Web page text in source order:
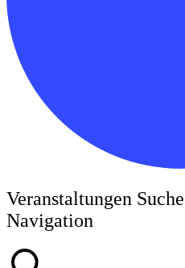
Veranstaltungen
Navigation